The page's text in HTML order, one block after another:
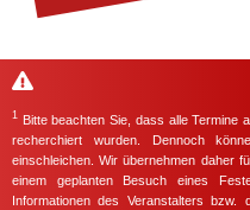
1 Bitte beachten Sie, dass alle Termine
recherchiert wurden. Dennoch
einschleichen. Wir übernehmen daher
einem geplanten Besuch eines
Informationen des Veranstalters